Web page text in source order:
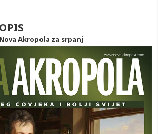
Akropola za srpanj